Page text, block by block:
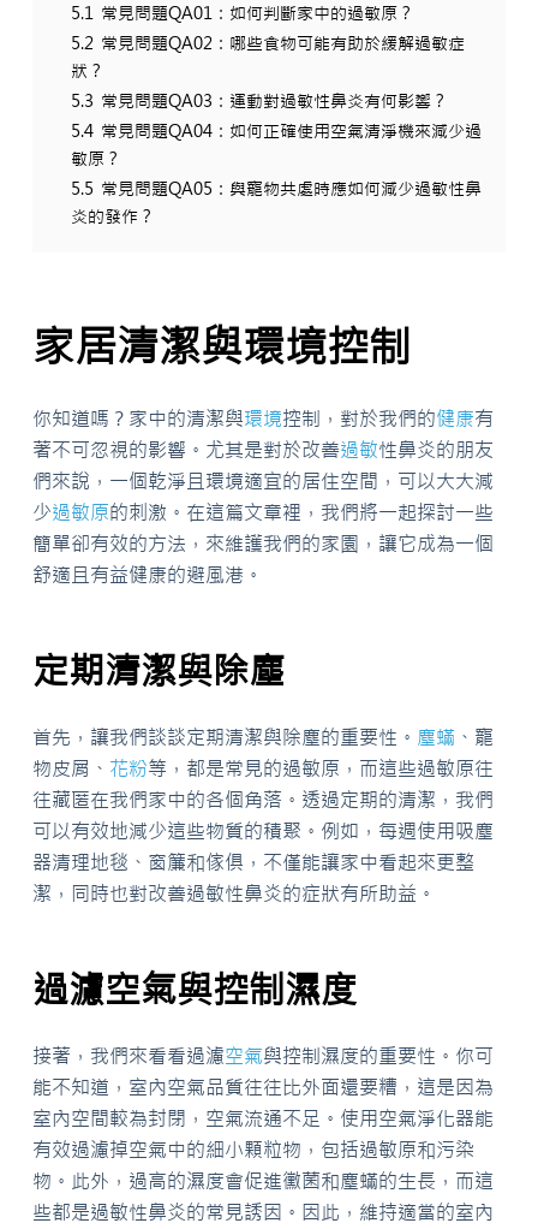
5.1 常見問題QA01：如何判斷家中的過敏原？
5.2 常見問題QA02：哪些食物可能有助於緩解過敏症
狀？
5.3 常見問題QA03：運動對過敏性鼻炎有何影響？
5.4 常見問題QA04：如何正確使用空氣清淨機來減少過
敏原？
5.5 常見問題QA05：與寵物共處時應如何減少過敏性鼻
炎的發作？
家居清潔與環境控制
你知道嗎？家中的清潔與環境控制，對於我們的健康有
著不可忽視的影響。尤其是對於改善過敏性鼻炎的朋友
們來說，一個乾淨且環境適宜的居住空間，可以大大減
少過敏原的刺激。在這篇文章裡，我們將一起探討一些
簡單卻有效的方法，來維護我們的家園，讓它成為一個
舒適且有益健康的避風港。
定期清潔與除塵
首先，讓我們談談定期清潔與除塵的重要性。 塵蟎 、寵
物皮屑、 花粉等，都是常見的過敏原，而這些過敏原往
往藏匿在我們家中的各個角落。透過定期的清潔，我們
可以有效地減少這些物質的積聚。例如，每週使用吸塵
器清理地毯、窗簾和傢俱，不僅能讓家中看起來更整
潔，同時也對改善過敏性鼻炎的症狀有所助益。
過濾空氣與控制濕度
接著，我們來看看過濾空氣與控制濕度的重要性。你可
能不知道，室內空氣品質往往比外面還要糟，這是因為
室內空間較為封閉，空氣流通不足。使用空氣淨化器能
有效過濾掉空氣中的細小顆粒物，包括過敏原和污染
物。此外，過高的濕度會促進黴菌和塵蟎的生長，而這
些都是過敏性鼻炎的常見誘因。因此，維持適當的室內